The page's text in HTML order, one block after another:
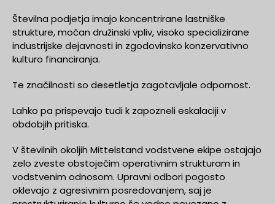
Številna podjetja imajo koncentrirane lastniške
strukture, močan družinski vpliv, visoko specializirane
industrijske dejavnosti in zgodovinsko konzervativno
kulturo financiranja.
Te značilnosti so desetletja zagotavljale odpornost.
Lahko pa prispevajo tudi k zapozneli eskalaciji v
obdobjih pritiska.
V številnih okoljih Mittelstand vodstvene ekipe ostajajo
zelo zveste obstoječim operativnim strukturam in
vodstvenim odnosom. Upravni odbori pogosto
oklevajo z agresivnim posredovanjem, saj je